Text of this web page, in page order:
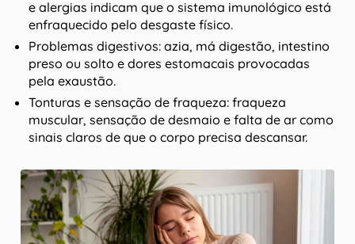
e alergias indicam que o sistema imunológico está
enfraquecido pelo desgaste físico.
Problemas digestivos: azia, má digestão, intestino
preso ou solto e dores estomacais provocadas
pela exaustão.
Tonturas e sensação de fraqueza: fraqueza
muscular, sensação de desmaio e falta de ar como
sinais claros de que o corpo precisa descansar.